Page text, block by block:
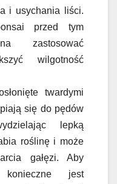
i usychania liści.
przed tym
zastosować
wilgotność
twardymi
się do pędów
lepką
roślinę i może
gałęzi. Aby
jest